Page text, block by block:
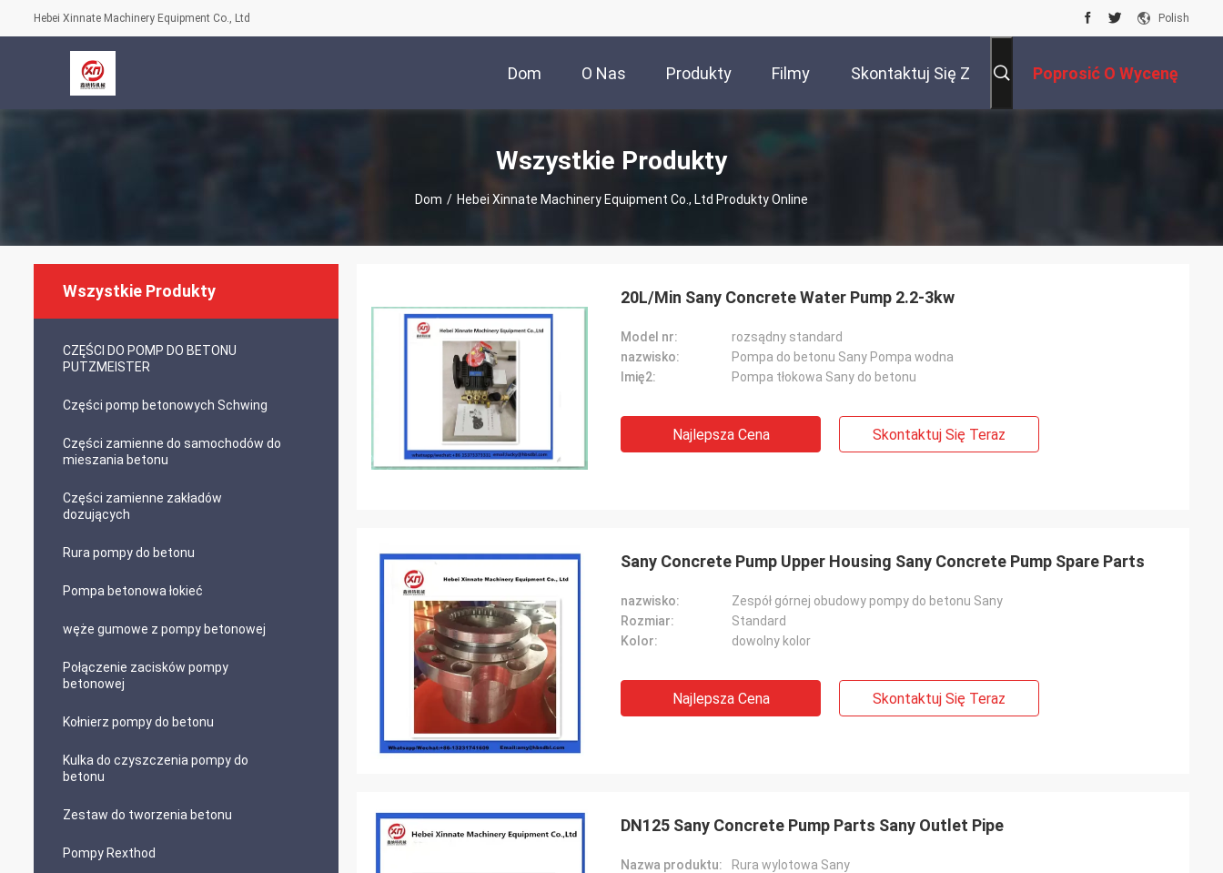
Hebei Xinnate Machinery Equipment Co., Ltd Polish
Dom O Nas Produkty Filmy Skontaktuj Się Z Poprosić O Wycenę
Wszystkie Produkty
Dom / Hebei Xinnate Machinery Equipment Co., Ltd Produkty Online
Wszystkie Produkty
CZĘŚCI DO POMP DO BETONU
PUTZMEISTER
Części pomp betonowych Schwing
Części zamienne do samochodów do
mieszania betonu
Części zamienne zakładów
dozujących
Rura pompy do betonu
Pompa betonowa łokieć
węże gumowe z pompy betonowej
Połączenie zacisków pompy
betonowej
Kołnierz pompy do betonu
Kulka do czyszczenia pompy do
betonu
Zestaw do tworzenia betonu
Pompy Rexthod
20L/Min Sany Concrete Water Pump 2.2-3kw
Model nr:
rozsądny standard
nazwisko:
Pompa do betonu Sany Pompa wodna
Imię2:
Pompa tłokowa Sany do betonu
Najlepsza Cena Skontaktuj Się Teraz
Sany Concrete Pump Upper Housing Sany Concrete Pump Spare Parts
nazwisko:
Zespół górnej obudowy pompy do betonu Sany
Rozmiar:
Standard
Kolor:
dowolny kolor
Najlepsza Cena Skontaktuj Się Teraz
DN125 Sany Concrete Pump Parts Sany Outlet Pipe
Nazwa produktu:
Rura wylotowa Sany